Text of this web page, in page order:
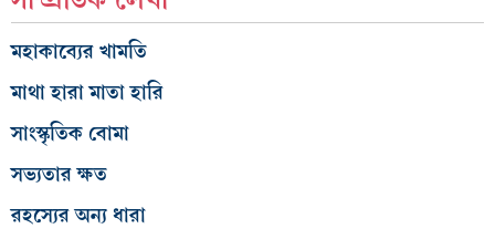
মহাকাব্যের খামতি
মাথা হারা মাতা হারি
সাংস্কৃতিক বোমা
সভ্যতার ক্ষত
রহস্যের অন্য ধারা